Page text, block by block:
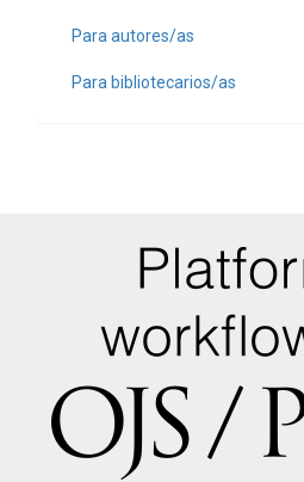
Para autores/as
Para bibliotecarios/as